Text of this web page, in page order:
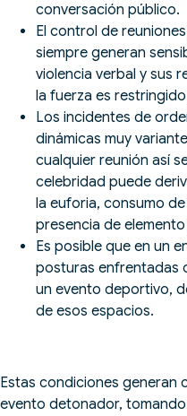
conversación público.
El control de
siempre generan
violencia verbal y sus
la fuerza es
Los incidentes de
dinámicas muy
cualquier reunión así
celebridad puede
la euforia, consumo
presencia de
Es posible que en un
posturas enfrentadas
un evento deportivo,
de esos espacios.
Estas condiciones generan
evento detonador,